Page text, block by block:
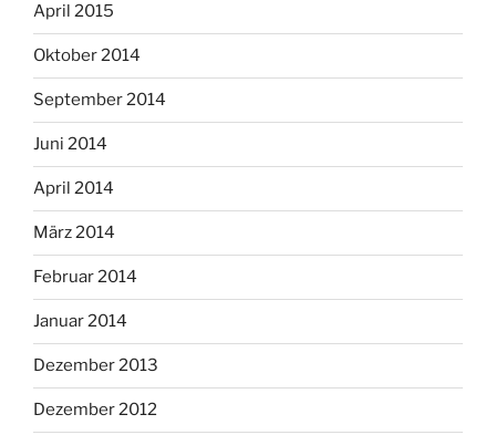
April 2015
Oktober 2014
September 2014
Juni 2014
April 2014
März 2014
Februar 2014
Januar 2014
Dezember 2013
Dezember 2012